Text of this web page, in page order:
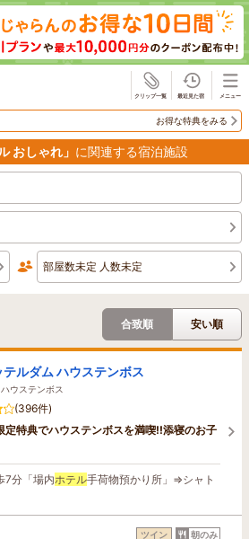
お得な特典をみる
おしゃれ」 に関連する宿泊施設
部屋数未定 人数未定
合致順 安い順
ルダム ハウステンボス
ウステンボス
(396件)
定特典でハウステンボスを満喫!!添寝のお子
7分「場内ホテル手荷物預かり所」⇒シャト
ツイン 朝のみ